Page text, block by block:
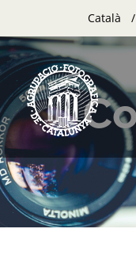
to
content
Català